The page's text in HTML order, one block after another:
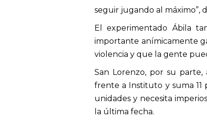
seguir jugando al máximo”,
El experimentado Ábila
importante anímicamente
violencia y que la gente
San Lorenzo, por su
frente a Instituto y suma 11
unidades y necesita
la última fecha.